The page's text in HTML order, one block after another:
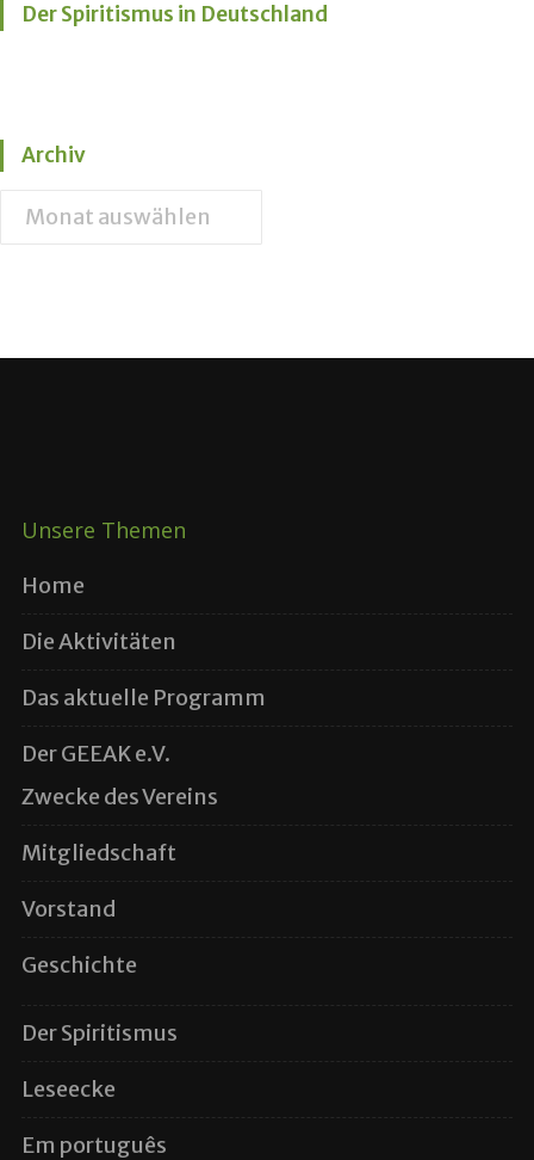
Der Spiritismus in Deutschland
Archiv
Unsere Themen
Home
Die Aktivitäten
Das aktuelle Programm
Der GEEAK e.V.
Zwecke des Vereins
Mitgliedschaft
Vorstand
Geschichte
Der Spiritismus
Leseecke
Em português